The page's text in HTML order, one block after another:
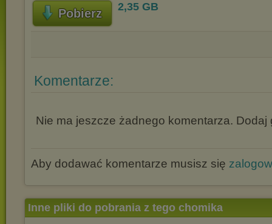
Pobierz 2,35 GB
Komentarze:
Nie ma jeszcze żadnego komentarza. Dodaj
Aby dodawać komentarze musisz się
Inne pliki do pobrania z tego chomika